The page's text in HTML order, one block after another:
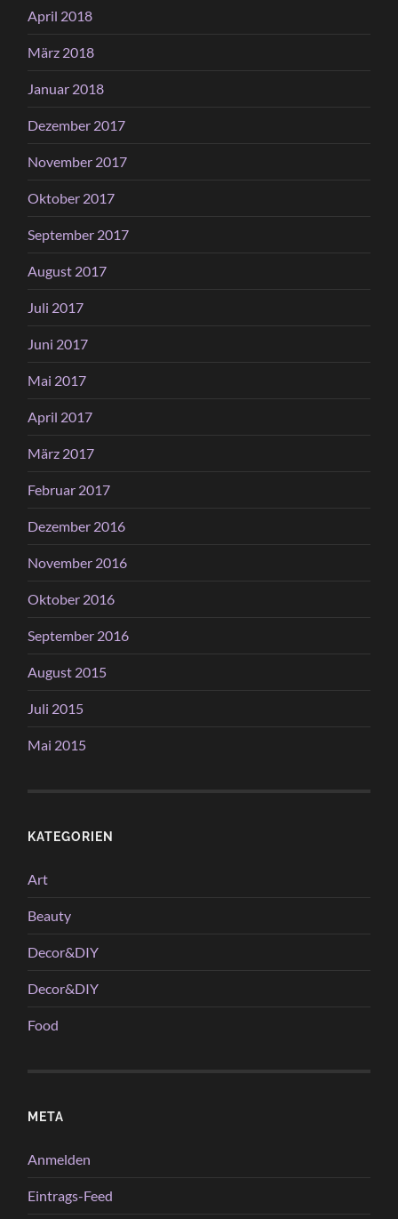
April 2018
März 2018
Januar 2018
Dezember 2017
November 2017
Oktober 2017
September 2017
August 2017
Juli 2017
Juni 2017
Mai 2017
April 2017
März 2017
Februar 2017
Dezember 2016
November 2016
Oktober 2016
September 2016
August 2015
Juli 2015
Mai 2015
KATEGORIEN
Art
Beauty
Decor&DIY
Decor&DIY
Food
META
Anmelden
Eintrags-Feed